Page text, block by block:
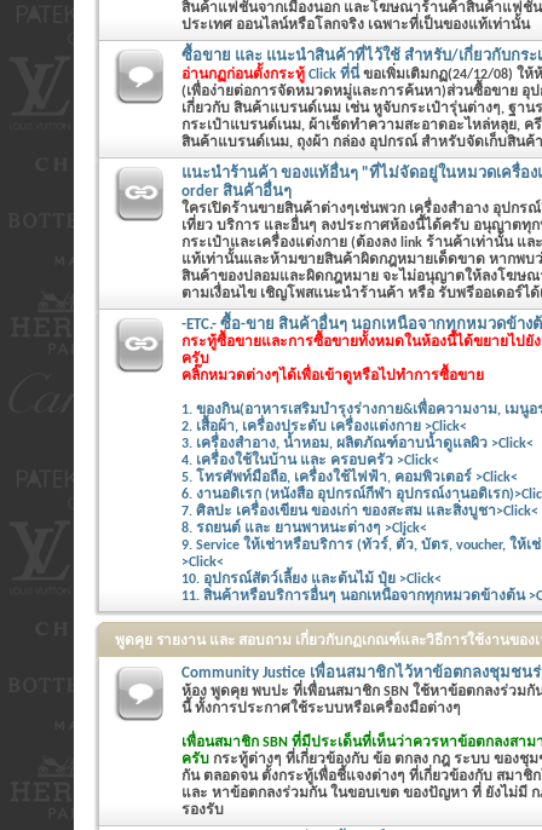
สินค้าแฟชั่นจากเมืองนอก และโฆษณาร้านค้าสินค้าแฟชั่น
ประเทศ ออนไลน์หรือโลกจริง เฉพาะที่เป็นของแท้เท่านั้น
ซื้อขาย และ แนะนำสินค้าที่ไว้ใช้ สำหรับ/เกี่ยวกับกระ
อ่านกฏก่อนตั้งกระทู้ Click ที่นี่ ขอเพิ่มเติมกฏ(24/12/08) ใ
(เพื่อง่ายต่อการจัดหมวดหมู่และการค้นหา)ส่วนซื้อขาย อุ
เกี่ยวกับ สินค้าแบรนด์เนม เช่น หูจับกระเป๋ารุ่นต่างๆ, ฐา
กระเป๋าแบรนด์เนม, ผ้าเช็ดทำความสะอาดอะไหล่หลุย, ค
สินค้าแบรนด์เนม, ถุงผ้า กล่อง อุปกรณ์ สำหรับจัดเก็บสินค้
แนะนำร้านค้า ของแท้อื่นๆ "ที่ไม่จัดอยู่ในหมวดเครื่อง
order สินค้าอื่นๆ
ใครเปิดร้านขายสินค้าต่างๆเช่นพวก เครื่องสำอาง อุปกร
เที่ยว บริการ และอื่นๆ ลงประกาศห้องนี้ได้ครับ อนุญาตทุ
กระเป๋าและเครื่องแต่งกาย (ต้องลง link ร้านค้าเท่านั้น แ
แท้เท่านั้นและห้ามขายสินค้าผิดกฎหมายเด็ดขาด หากพบ
สินค้าของปลอมและผิดกฎหมาย จะไม่อนุญาตให้ลงโฆษณ
ตามเงื่อนไข เชิญโพสแนะนำร้านค้า หรือ รับพรีออเดอร์ได้
-ETC.- ซื้อ-ขาย สินค้าอื่นๆ นอกเหนือจากทุกหมวดข้าง
กระทู้ซื้อขายและการซื้อขายทั้งหมดในห้องนี้ได้ขยายไปยัง
ครับ
คลิ๊กหมวดต่างๆได้เพื่อเข้าดูหรือไปทำการซื้อขาย
1. ของกิน(อาหารเสริมบำรุงร่างกาย&เพื่อความงาม, เมนูอ
2. เสื้อผ้า, เครื่องประดับ เครื่องแต่งกาย >Click<
3. เครื่องสำอาง, น้ำหอม, ผลิตภัณฑ์อาบน้ำดูแลผิว >Click<
4. เครื่องใช้ในบ้าน และ ครอบครัว >Click<
5. โทรศัพท์มือถือ, เครื่องใช้ไฟฟ้า, คอมพิวเตอร์ >Click<
6. งานอดิเรก (หนังสือ อุปกรณ์กีฬา อุปกรณ์งานอดิเรก
7. ศิลปะ เครื่องเขียน ของเก่า ของสะสม และสิ่งบูชา>Click<
8. รถยนต์ และ ยานพาหนะต่างๆ >Click<
9. Service ให้เช่าหรือบริการ (ทัวร์, ตั๋ว, บัตร, voucher, ให้
>Click<
10. อุปกรณ์สัตว์เลี้ยง และต้นไม้ ปุ๋ย >Click<
11. สินค้าหรือบริการอื่นๆ นอกเหนือจากทุกหมวดข้างต้น
พูดคุย รายงาน และ สอบถาม เกี่ยวกับกฏเกณฑ์และวิธีการใช้งานของ
Community Justice เพื่อนสมาชิกไว้หาข้อตกลงชุมชน
ห้อง พูดคุย พบปะ ที่เพื่อนสมาชิก SBN ใช้หาข้อตกลงร่วม
นี้ ทั้งการประกาศใช้ระบบหรือเครื่องมือต่างๆ
เพื่อนสมาชิก SBN ที่มีประเด็นที่เห็นว่าควรหาข้อตกลงสาม
ครับกระทู้ต่างๆ ที่เกี่ยวข้องกับ ข้อ ตกลง กฎ ระบบ ของชุ
กัน ตลอดจน ตั้งกระทู้เพื่อชี้แจงต่างๆ ที่เกี่ยวข้องกับ สมาชิก
และ หาข้อตกลงร่วมกัน ในขอบเขต ของปัญหา ที่ ยังไม่มี
รองรับ